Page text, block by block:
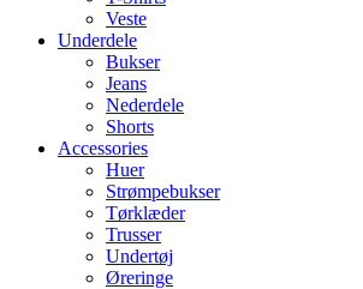
Veste
Underdele
Bukser
Jeans
Nederdele
Shorts
Accessories
Huer
Strømpebukser
Tørklæder
Trusser
Undertøj
Øreringe